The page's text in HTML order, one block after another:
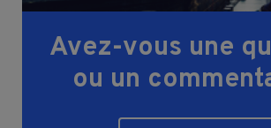
Avez-vous une
ou un